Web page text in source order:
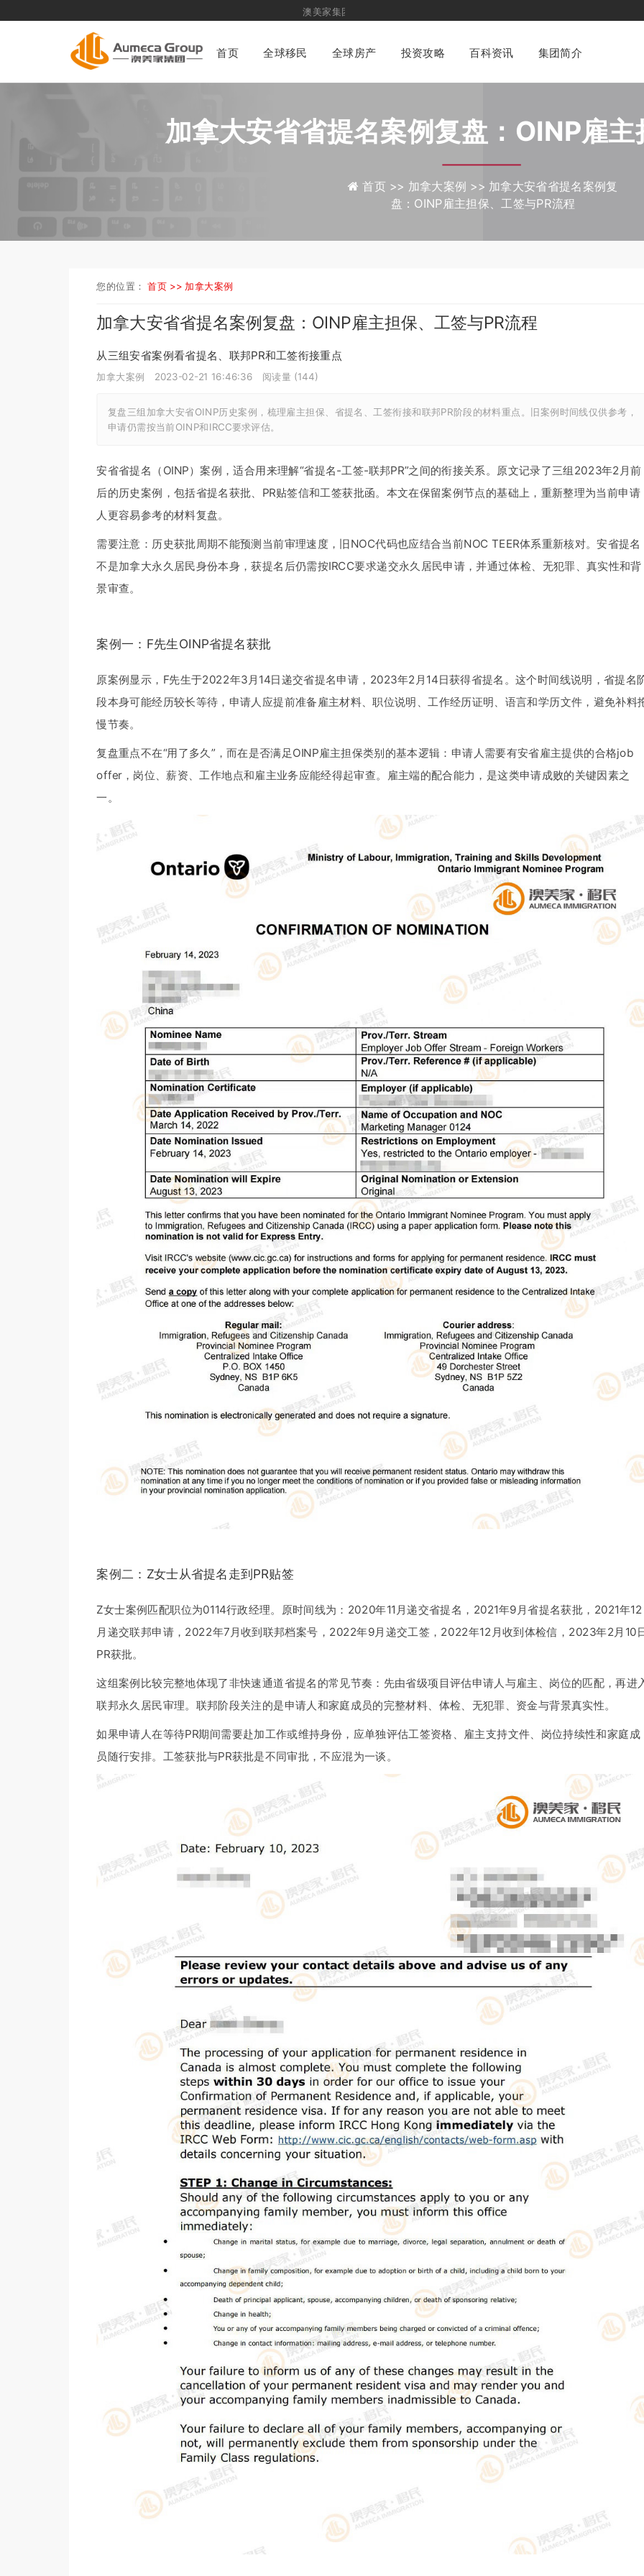
首页 全球移民 全球房产 投资攻略 百科资讯 集团简介
澳美家集团 专业化一站式
首页 >> 加拿大案例 >> 加拿大安省省提名案例复
盘：OINP雇主担保、工签与PR流程
加拿大安省省提名案例复盘：OINP雇
PR流程
您的位置：首页 >> 加拿大案例
加拿大安省省提名案例复盘：OINP雇主担保、工签与PR流程
从三组安省案例看省提名、联邦PR和工签衔接重点
加拿大案例 2023-02-21 16:46:36 阅读量 (144)
复盘三组加拿大安省OINP历史案例，梳理雇主担保、省提名、工签衔接和联邦PR阶段的材料重点。旧案例时间线仅供参考，
申请仍需按当前OINP和IRCC要求评估。
安省省提名（OINP）案例，适合用来理解“省提名-工签-联邦PR”之间的衔接关系。原文记录了三组2023年2月前
后的历史案例，包括省提名获批、PR贴签信和工签获批函。本文在保留案例节点的基础上，重新整理为当前申请
人更容易参考的材料复盘。
需要注意：历史获批周期不能预测当前审理速度，旧NOC代码也应结合当前NOC TEER体系重新核对。安省提名
不是加拿大永久居民身份本身，获提名后仍需按IRCC要求递交永久居民申请，并通过体检、无犯罪、真实性和背
景审查。
案例一：F先生OINP省提名获批
原案例显示，F先生于2022年3月14日递交省提名申请，2023年2月14日获得省提名。这个时间线说明，省提名
段本身可能经历较长等待，申请人应提前准备雇主材料、职位说明、工作经历证明、语言和学历文件，避免补料
慢节奏。
复盘重点不在“用了多久”，而在是否满足OINP雇主担保类别的基本逻辑：申请人需要有安省雇主提供的合格job
offer，岗位、薪资、工作地点和雇主业务应能经得起审查。雇主端的配合能力，是这类申请成败的关键因素之
一。
案例二：Z女士从省提名走到PR贴签
Z女士案例匹配职位为0114行政经理。原时间线为：2020年11月递交省提名，2021年9月省提名获批，2021年12
月递交联邦申请，2022年7月收到联邦档案号，2022年9月递交工签，2022年12月收到体检信，2023年2月10
PR获批。
这组案例比较完整地体现了非快速通道省提名的常见节奏：先由省级项目评估申请人与雇主、岗位的匹配，再进
联邦永久居民审理。联邦阶段关注的是申请人和家庭成员的完整材料、体检、无犯罪、资金与背景真实性。
如果申请人在等待PR期间需要赴加工作或维持身份，应单独评估工签资格、雇主支持文件、岗位持续性和家庭成
员随行安排。工签获批与PR获批是不同审批，不应混为一谈。